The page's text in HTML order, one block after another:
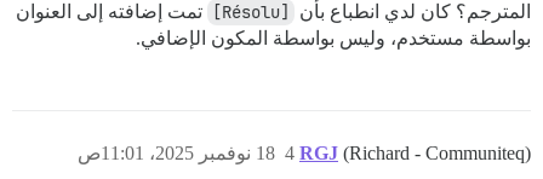
المترجم؟ كان لدي انطباع بأن
[Résolu]
تمت إضافته إلى العنوان
بواسطة مستخدم، وليس بواسطة المكون الإضافي.
RGJ (Richard - Communiteq) 18 نوفمبر 2025، 11:01ص 4